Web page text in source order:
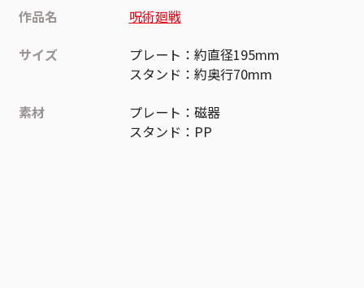
作品名
呪術廻戦
サイズ
プレート：約直径195mm
スタンド：約奥行70mm
素材
プレート：磁器
スタンド：PP